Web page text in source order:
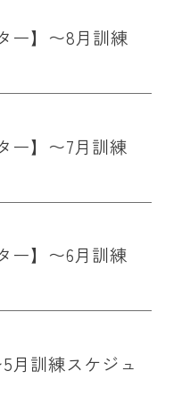
ー】〜8月訓練
ー】〜7月訓練
ー】〜6月訓練
月訓練スケジュ